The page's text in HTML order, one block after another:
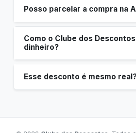
Posso parcelar a compra na
Como o Clube dos
dinheiro?
Esse desconto é mesmo